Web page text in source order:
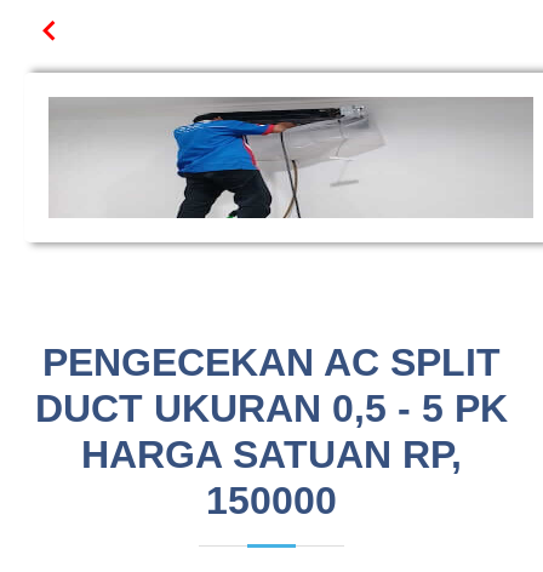
PENGECEKAN AC SPLIT
DUCT UKURAN 0,5 - 5 PK
HARGA SATUAN RP,
150000